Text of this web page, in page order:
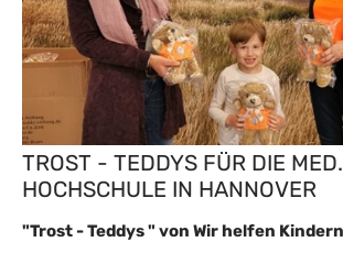
TROST - TEDDYS FÜR DIE MED.
HOCHSCHULE IN HANNOVER
"Trost - Teddys " von Wir helfen Kindern